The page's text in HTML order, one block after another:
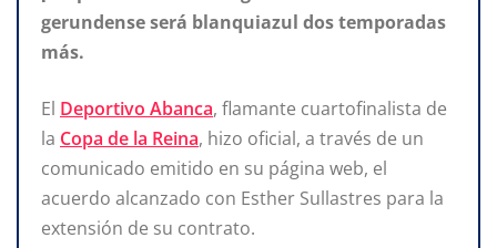
gerundense será blanquiazul dos temporadas
más.
El Deportivo Abanca, flamante cuartofinalista de
la Copa de la Reina, hizo oficial, a través de un
comunicado emitido en su página web, el
acuerdo alcanzado con Esther Sullastres para la
extensión de su contrato.